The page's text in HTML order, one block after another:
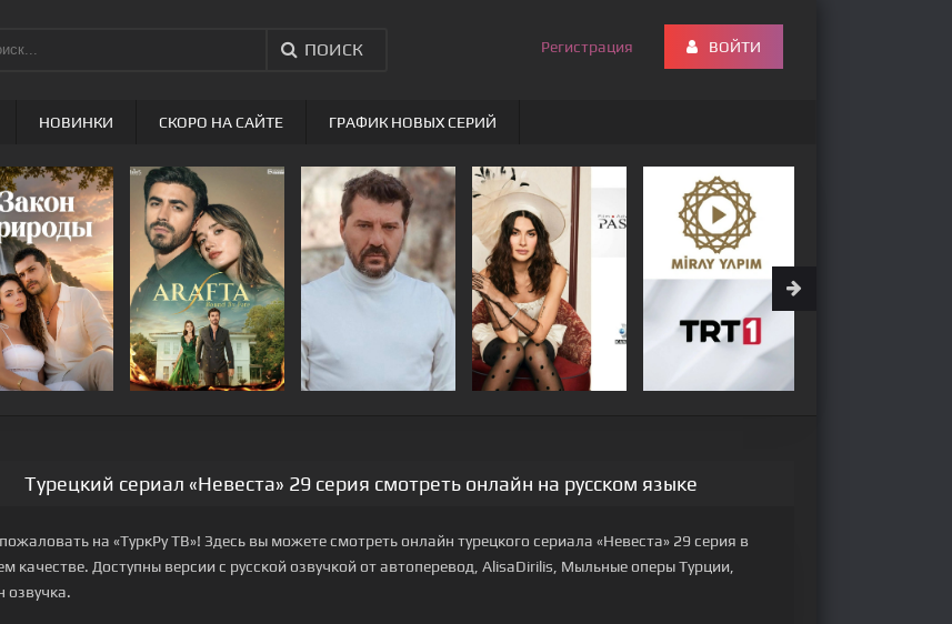
Турецкий сериал «Невеста» 29 серия смотреть онлайн на русском языке
на «ТуркРу ТВ»! Здесь вы можете смотреть онлайн турецкого сериала «Невеста» 29 серия в
качестве. Доступны версии с русской озвучкой от автоперевод, AlisaDirilis, Мыльные оперы Турции,
озвучка.
ПОИСК Регистрация ВОЙТИ
НОВИНКИ СКОРО НА САЙТЕ ГРАФИК НОВЫХ СЕРИЙ